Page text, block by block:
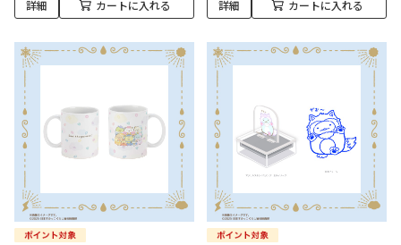
詳細 カートに入れる 詳細 カートに入れる